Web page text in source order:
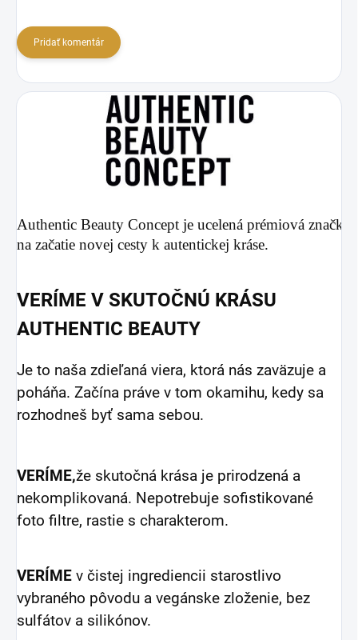
Pridať komentár
Authentic Beauty Concept je ucelená prémiová
na začatie novej cesty k autentickej kráse.
VERÍME V SKUTOČNÚ KRÁSU
AUTHENTIC BEAUTY
Je to naša zdieľaná viera, ktorá nás zaväzuje a
poháňa. Začína práve v tom okamihu, kedy sa
rozhodneš byť sama sebou.
VERÍME,že skutočná krása je prirodzená a
nekomplikovaná. Nepotrebuje sofistikované
foto filtre, rastie s charakterom.
VERÍME v čistej ingrediencii starostlivo
vybraného pôvodu a vegánske zloženie, bez
sulfátov a silikónov.